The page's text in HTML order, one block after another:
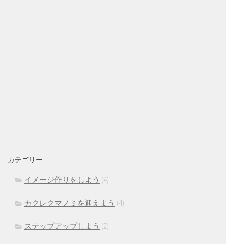
カテゴリー
イメージ作りをしよう (4)
カクレクマノミを迎えよう (4)
ステップアップしよう (2)